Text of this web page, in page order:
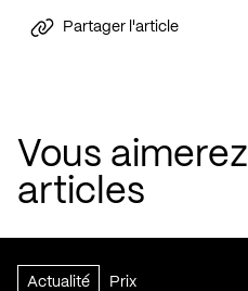
Partager l'article
Vous
articles
Actualité Prix